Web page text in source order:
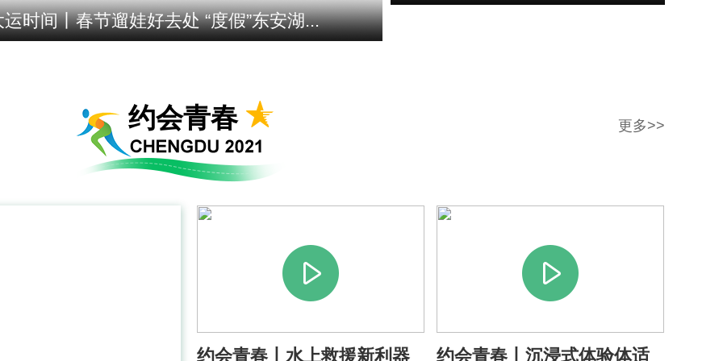
运时间丨春节遛娃好去处 “度假”东安湖...
集市品美食
频丨白羽少年激情飞扬 燃动寒
视频丨辞旧迎新享时尚运动 首届
约会青春 更多>>
约会青春丨水上救援新利器
约会青春丨沉浸式体验体适